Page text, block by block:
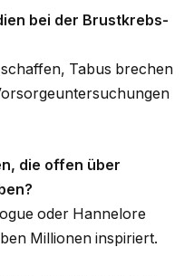
bei der Brustkrebs-
Tabus brechen
die offen über
oder Hannelore
Millionen inspiriert.